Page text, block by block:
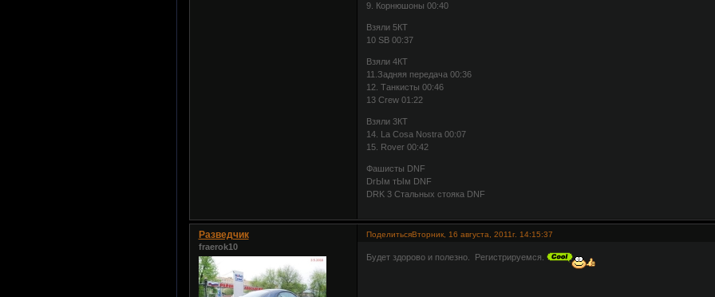
9. Корнюшоны 00:40
Взяли 5КТ
10 SB 00:37
Взяли 4КТ
11.Задняя передача 00:36
12. Танкисты 00:46
13 Crew 01:22
Взяли 3КТ
14. La Cosa Nostra 00:07
15. Rover 00:42
Фашисты DNF
DrЫм тЫм DNF
DRK 3 Стальных стояка DNF
ПоделитьсяВторник, 16 августа, 2011г. 14:15:37
Разведчик
fraerok10
Будет здорово и полезно. Регистрируемся.